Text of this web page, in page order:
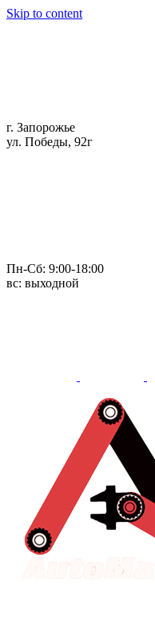
Skip to content
г. Запорожье
ул. Победы, 92г
Пн-Сб: 9:00-18:00
вс: выходной